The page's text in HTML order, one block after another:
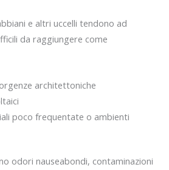
e altri uccelli tendono ad
da raggiungere come
architettoniche
poco frequentate o ambienti
odori nauseabondi, contaminazioni